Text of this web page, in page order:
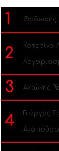
1 Θοδωρής
2 Κατερίνα
3 Αντώνης
4 Γιώργος